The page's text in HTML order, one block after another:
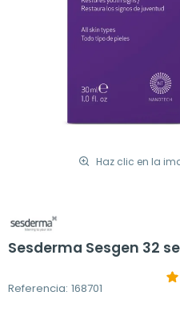
Haz clic en la
Sesderma Sesgen 32
Referencia: 168701